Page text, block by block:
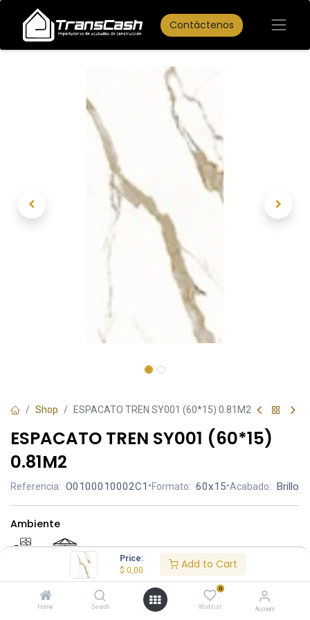
Price:
$ 0,00 Add to Cart
Home Search
0
Wishlist Account
Contáctenos
Shop ESPACATO TREN SY001 (60*15) 0.81M2
ESPACATO TREN SY001 (60*15)
0.81M2
Referencia: O0100010002C1 •Formato: 60x15•Acabado: Brillo
Ambiente
Precio por caja:$ 45.90 cubre 0.81 m²